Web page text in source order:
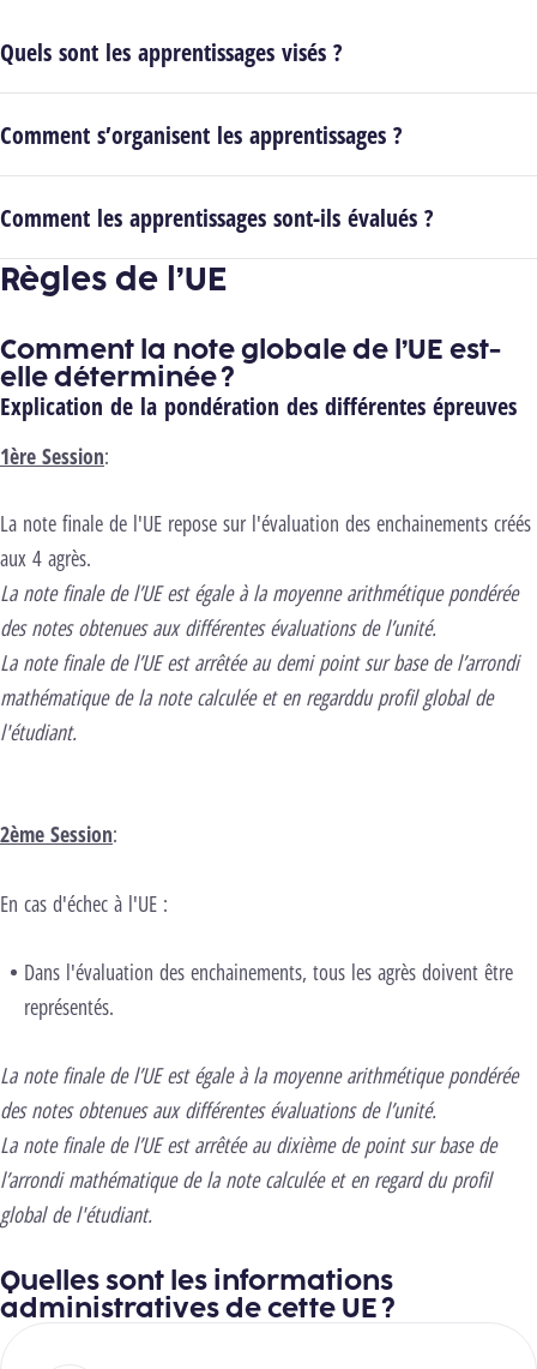
Quels sont les apprentissages visés ?
Comment s’organisent les apprentissages ?
Comment les apprentissages sont-ils évalués ?
Règles de l’UE
Comment la note globale de l’UE est-
elle déterminée ?
Explication de la pondération des différentes épreuves
1ère Session:
La note finale de l'UE repose sur l'évaluation des enchainements créés
aux 4 agrès.
La note finale de l’UE est égale à la moyenne arithmétique pondérée
des notes obtenues aux différentes évaluations de l’unité.
La note finale de l’UE est arrêtée au demi point sur base de l’arrondi
mathématique de la note calculée et en regarddu profil global de
l'étudiant.
2ème Session:
En cas d'échec à l'UE :
Dans l'évaluation des enchainements, tous les agrès doivent être
représentés.
La note finale de l’UE est égale à la moyenne arithmétique pondérée
des notes obtenues aux différentes évaluations de l’unité.
La note finale de l’UE est arrêtée au dixième de point sur base de
l’arrondi mathématique de la note calculée et en regard du profil
global de l'étudiant.
Quelles sont les informations
administratives de cette UE ?